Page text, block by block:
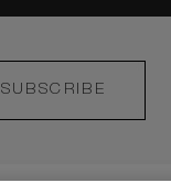
SUBSCRIBE